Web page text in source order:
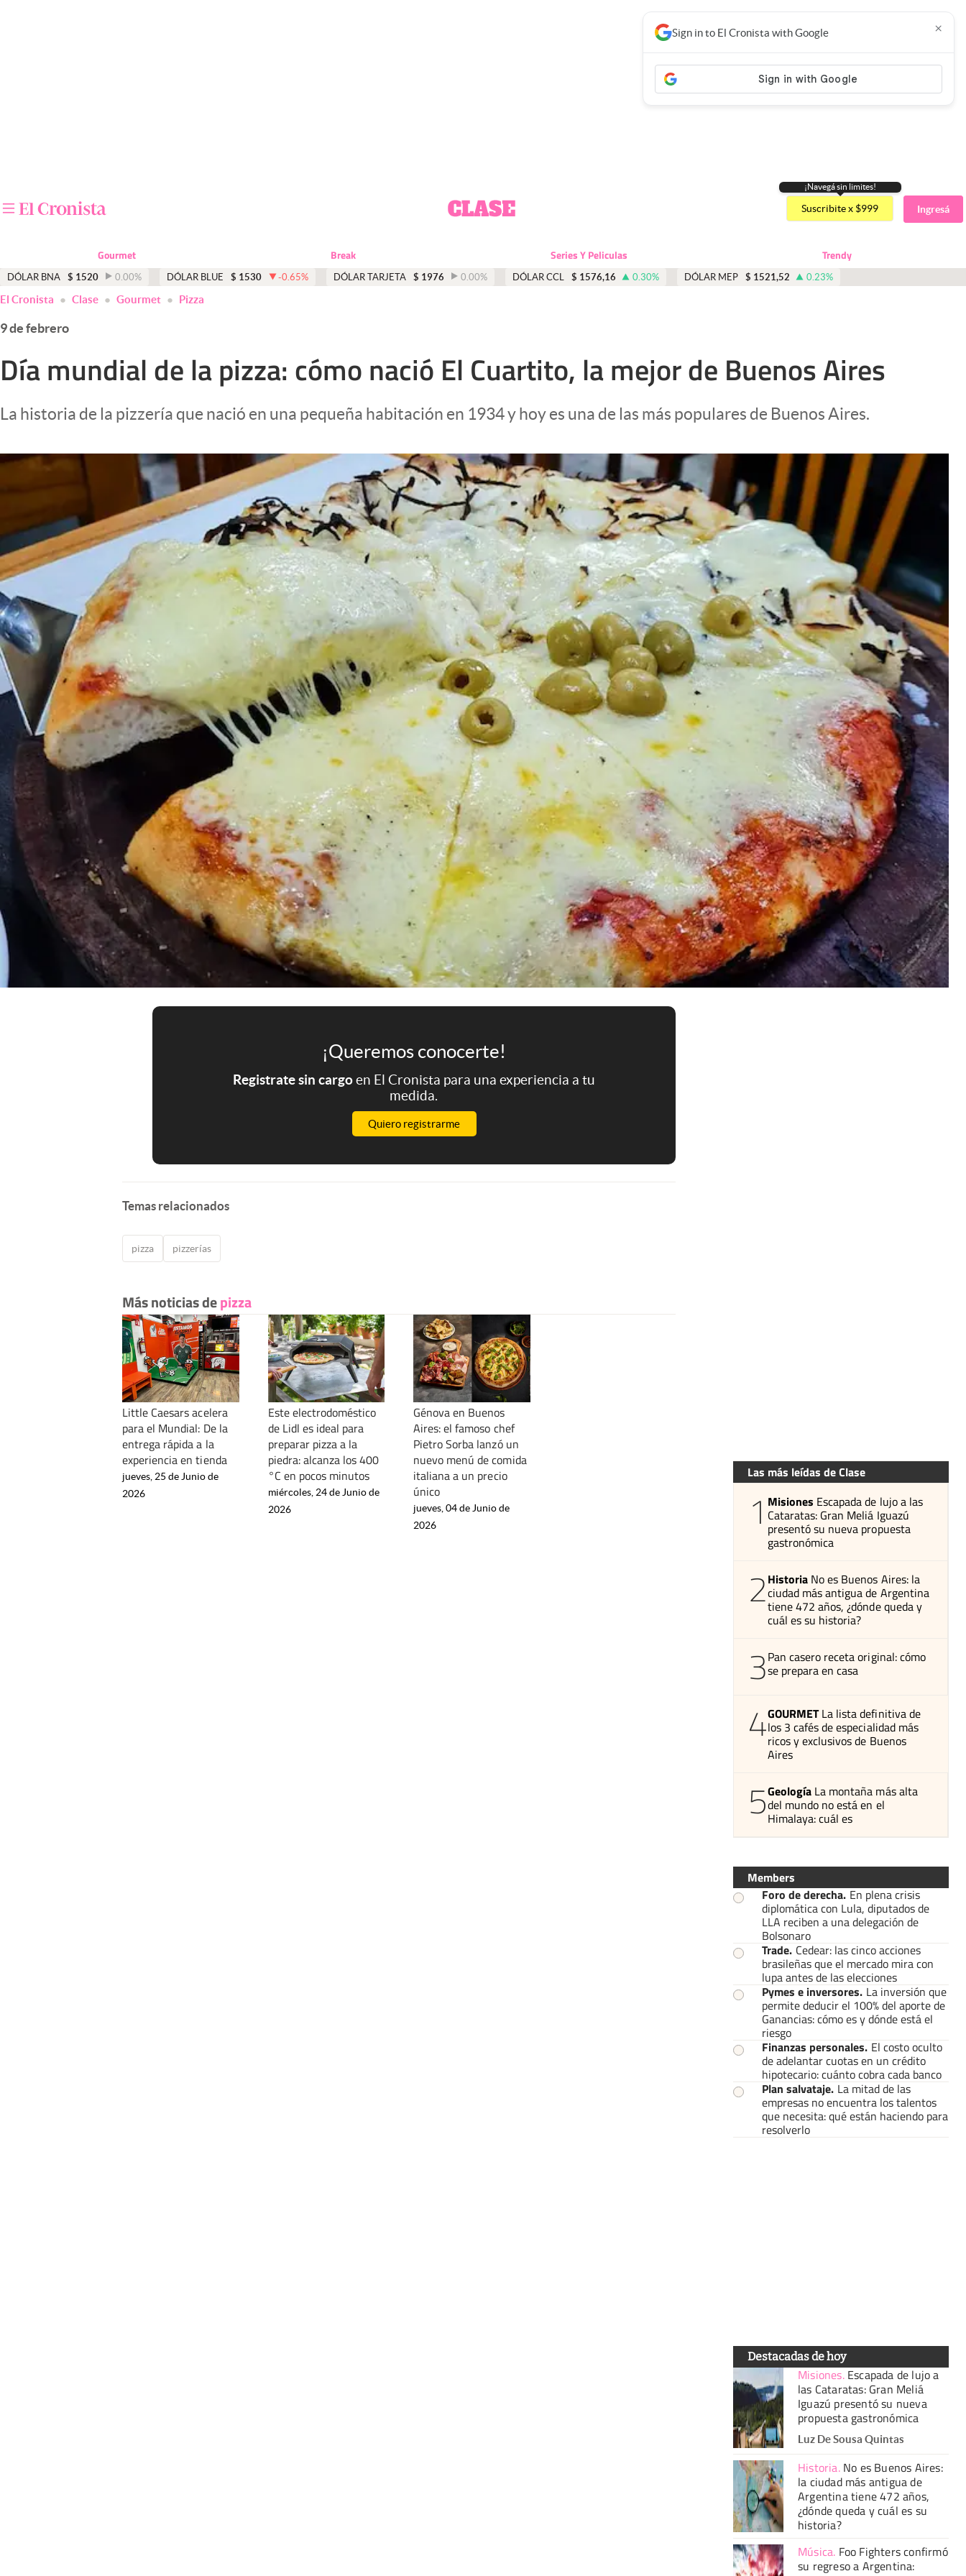
Otras secciones
Apertura
Infotechnology
Clase
Mundial 2026
El Cronista Studio
abre en nueva pestaña
¡Navegá sin limites!
Suscribite x $999 Ingresá
Gourmet Break Series Y Peliculas Trendy
DÓLAR BNA $ 1520 0.00% DÓLAR BLUE $ 1530 -0.65% DÓLAR TARJETA $ 1976 0.00% DÓLAR CCL $ 1576,16 0.30% DÓLAR MEP $ 1521,52 0.23%
Sign in to El Cronista with Google ×
El Cronista Clase Gourmet Pizza
9 de febrero
Día mundial de la pizza: cómo nació El Cuartito, la mejor de Buenos Aires
La historia de la pizzería que nació en una pequeña habitación en 1934 y hoy es una de las más populares de Buenos Aires.
¡Queremos conocerte!
Registrate sin cargoen El Cronista para una experiencia a tu
medida.
Quiero registrarme
Temas relacionados
pizza pizzerías
Más noticias depizza
Little Caesars acelera
para el Mundial: De la
entrega rápida a la
experiencia en tienda
jueves, 25 de Junio de
2026
Este electrodoméstico
de Lidl es ideal para
preparar pizza a la
piedra: alcanza los 400
°C en pocos minutos
miércoles, 24 de Junio de
2026
Génova en Buenos
Aires: el famoso chef
Pietro Sorba lanzó un
nuevo menú de comida
italiana a un precio
único
jueves, 04 de Junio de
2026
Las más leídas de Clase
1 Misiones Escapada de lujo a las
Cataratas: Gran Meliá Iguazú
presentó su nueva propuesta
gastronómica
2Historia No es Buenos Aires: la
ciudad más antigua de Argentina
tiene 472 años, ¿dónde queda y
cuál es su historia?
3Pan casero receta original: cómo
se prepara en casa
4GOURMET La lista definitiva de
los 3 cafés de especialidad más
ricos y exclusivos de Buenos
Aires
5Geología La montaña más alta
del mundo no está en el
Himalaya: cuál es
Members
Foro de derecha. En plena crisis
diplomática con Lula, diputados de
LLA reciben a una delegación de
Bolsonaro
Trade. Cedear: las cinco acciones
brasileñas que el mercado mira con
lupa antes de las elecciones
Pymes e inversores. La inversión que
permite deducir el 100% del aporte de
Ganancias: cómo es y dónde está el
riesgo
Finanzas personales. El costo oculto
de adelantar cuotas en un crédito
hipotecario: cuánto cobra cada banco
Plan salvataje. La mitad de las
empresas no encuentra los talentos
que necesita: qué están haciendo para
resolverlo
Destacadas de hoy
Misiones. Escapada de lujo a
las Cataratas: Gran Meliá
Iguazú presentó su nueva
propuesta gastronómica
Luz De Sousa Quintas
Historia. No es Buenos Aires:
la ciudad más antigua de
Argentina tiene 472 años,
¿dónde queda y cuál es su
historia?
Música. Foo Fighters confirmó
su regreso a Argentina: